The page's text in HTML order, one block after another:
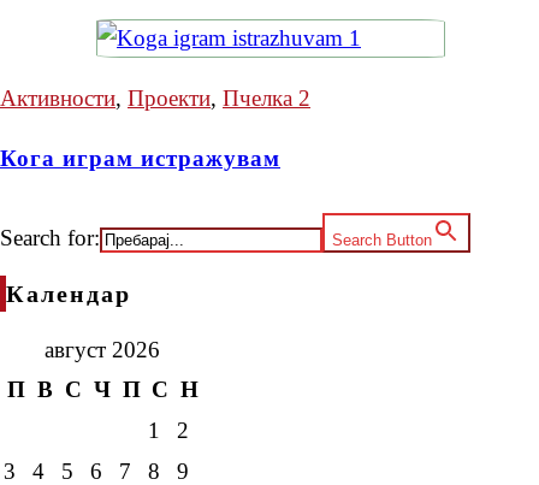
Активности, Проекти, Пчелка 2
Кога играм истражувам
Search for: Search Button
Календар
август 2026
П В С Ч П С Н
1
2
3
4 5 6 7 8
9